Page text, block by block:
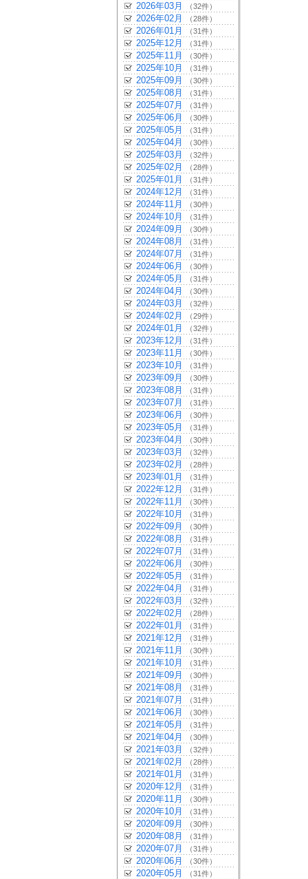
2026年03月 （32件）
2026年02月 （28件）
2026年01月 （31件）
2025年12月 （31件）
2025年11月 （30件）
2025年10月 （31件）
2025年09月 （30件）
2025年08月 （31件）
2025年07月 （31件）
2025年06月 （30件）
2025年05月 （31件）
2025年04月 （30件）
2025年03月 （32件）
2025年02月 （28件）
2025年01月 （31件）
2024年12月 （31件）
2024年11月 （30件）
2024年10月 （31件）
2024年09月 （30件）
2024年08月 （31件）
2024年07月 （31件）
2024年06月 （30件）
2024年05月 （31件）
2024年04月 （30件）
2024年03月 （32件）
2024年02月 （29件）
2024年01月 （32件）
2023年12月 （31件）
2023年11月 （30件）
2023年10月 （31件）
2023年09月 （30件）
2023年08月 （31件）
2023年07月 （31件）
2023年06月 （30件）
2023年05月 （31件）
2023年04月 （30件）
2023年03月 （32件）
2023年02月 （28件）
2023年01月 （31件）
2022年12月 （31件）
2022年11月 （30件）
2022年10月 （31件）
2022年09月 （30件）
2022年08月 （31件）
2022年07月 （31件）
2022年06月 （30件）
2022年05月 （31件）
2022年04月 （31件）
2022年03月 （32件）
2022年02月 （28件）
2022年01月 （31件）
2021年12月 （31件）
2021年11月 （30件）
2021年10月 （31件）
2021年09月 （30件）
2021年08月 （31件）
2021年07月 （31件）
2021年06月 （30件）
2021年05月 （31件）
2021年04月 （30件）
2021年03月 （32件）
2021年02月 （28件）
2021年01月 （31件）
2020年12月 （31件）
2020年11月 （30件）
2020年10月 （31件）
2020年09月 （30件）
2020年08月 （31件）
2020年07月 （31件）
2020年06月 （30件）
2020年05月 （31件）